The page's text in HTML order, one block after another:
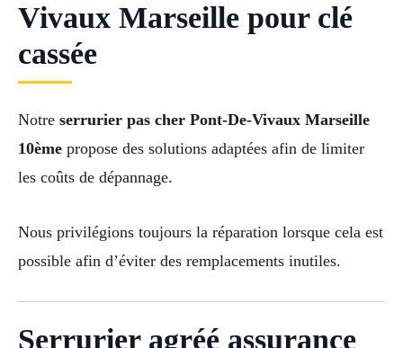
Vivaux Marseille pour clé
cassée
Notre serrurier pas cher Pont-De-Vivaux Marseille
10ème propose des solutions adaptées afin de limiter
les coûts de dépannage.
Nous privilégions toujours la réparation lorsque cela est
possible afin d’éviter des remplacements inutiles.
Serrurier agréé assurance